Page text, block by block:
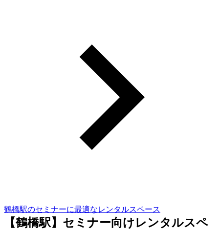
鶴橋駅のセミナーに最適なレンタルスペース
【鶴橋駅】セミナー向けレンタルスペ